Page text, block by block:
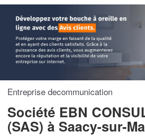
Entreprise decommunication
Société EBN
(SAS) à Saacy-sur-